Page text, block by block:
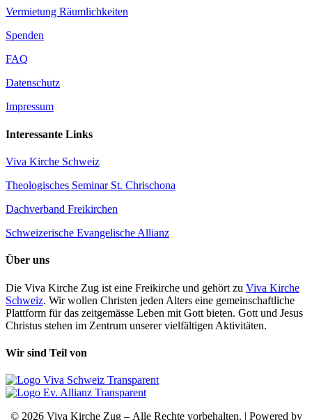
Vermietung Räumlichkeiten
Spenden
FAQ
Datenschutz
Impressum
Interessante Links
Viva Kirche Schweiz
Theologisches Seminar St. Chrischona
Dachverband Freikirchen
Schweizerische Evangelische Allianz
Über uns
Die Viva Kirche Zug ist eine Freikirche und gehört zu Viva Kirche
Schweiz. Wir wollen Christen jeden Alters eine gemeinschaftliche
Plattform für das zeitgemässe Leben mit Gott bieten. Gott und Jesus
Christus stehen im Zentrum unserer vielfältigen Aktivitäten.
Wir sind Teil von
© 2026 Viva Kirche Zug – Alle Rechte vorbehalten. | Powered by